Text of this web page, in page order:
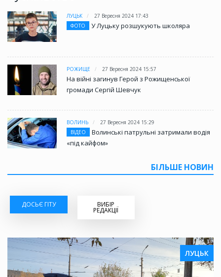
ЛУЦЬК
27 Вересня 2024 17:43
ФОТО
У Луцьку розшукують школяра
РОЖИЩЕ 27 Вересня 2024 15:57
На війні загинув Герой з Рожищенської
громади Сергій Шевчук
ВОЛИНЬ
27 Вересня 2024 15:29
ВІДЕО
Волинські патрульні затримали водія
«під кайфом»
БІЛЬШЕ НОВИН
ДОСЬЄ ГІТУ ВИБІР
РЕДАКЦІЇ
ЛУЦЬК